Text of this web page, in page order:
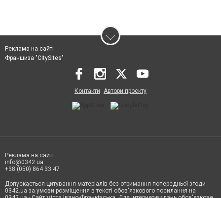
Реклама на сайті
Франшиза "CitySites"
Контакти Автори проєкту
Реклама на сайті:
info@0342.ua
+38 (050) 864 33 47
Допускається цитування матеріалів без отримання попередньої згоди
0342.ua за умови розміщення в тексті обов'язкового посилання на